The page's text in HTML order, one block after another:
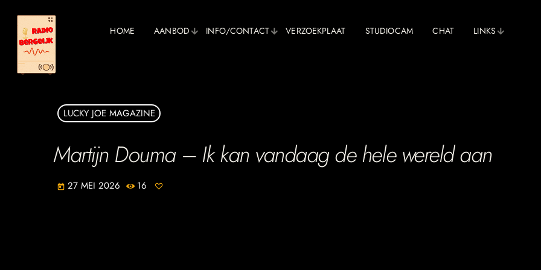
HOME AANBOD INFO/CONTACT VERZOEKPLAAT STUDIOCAM CHAT LINKS
LUCKY JOE MAGAZINE
Martijn Douma – Ik kan vandaag de hele wereld aan
today 27 MEI 2026 16